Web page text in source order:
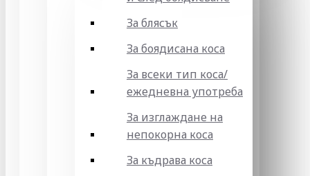
За блясък
За боядисана коса
За всеки тип коса/
ежедневна употреба
За изглаждане на
непокорна коса
За къдрава коса